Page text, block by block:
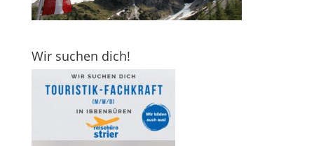
Wir suchen dich!